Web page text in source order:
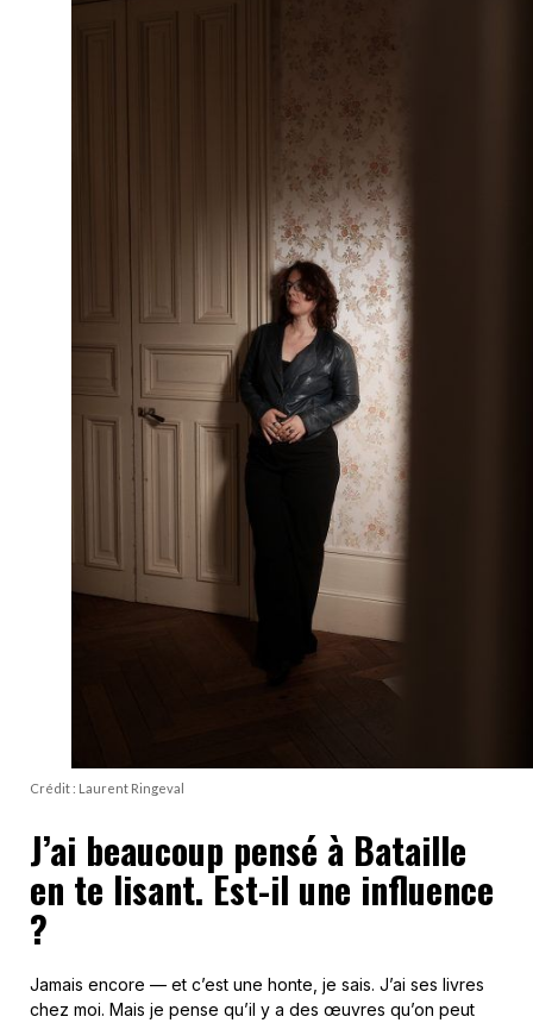
Crédit : Laurent Ringeval
J’ai beaucoup pensé à Bataille
en te lisant. Est-il une influence
?
Jamais encore — et c’est une honte, je sais. J’ai ses livres
chez moi. Mais je pense qu’il y a des œuvres qu’on peut